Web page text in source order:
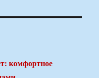
комфортное